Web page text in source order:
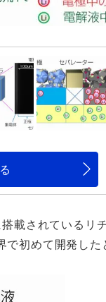
載されているリ
初めて開発した